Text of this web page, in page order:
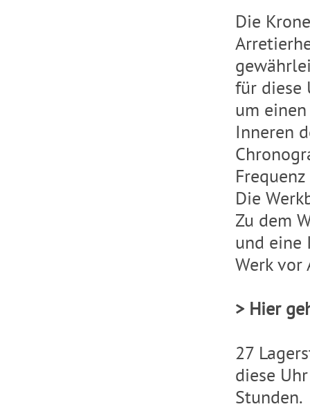
Die
für diese
um
Inneren
Die
Zu dem
und eine
Werk
> Hier
27
diese
Stunden.